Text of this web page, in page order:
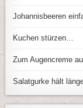
Johannisbeeren
Kuchen stürzen…
Zum Augencreme
Salatgurke hält